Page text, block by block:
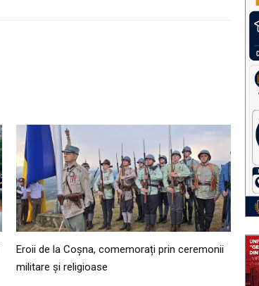
Eroii de la Coșna, comemorați prin ceremonii
militare și religioase